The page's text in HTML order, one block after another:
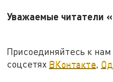
Уважаемые читатели
Присоединяйтесь к нам
соцсетях ВКонтакте,